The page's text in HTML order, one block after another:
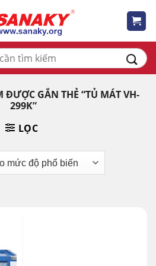
ĐƯỢC GẮN THẺ “TỦ MÁT VH-
299K”
LỌC